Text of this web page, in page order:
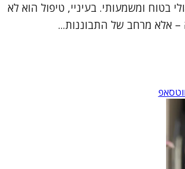
בטוח ומשמעותי. בעיניי, טיפול הוא לא
אלא מרחב של התבוננות...